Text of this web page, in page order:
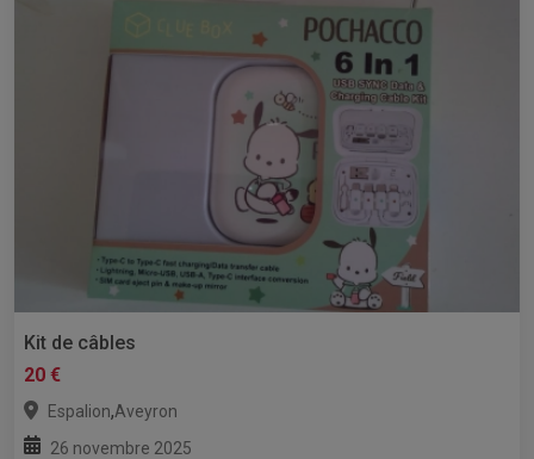
Kit de câbles
20 €
Espalion,Aveyron
26 novembre 2025